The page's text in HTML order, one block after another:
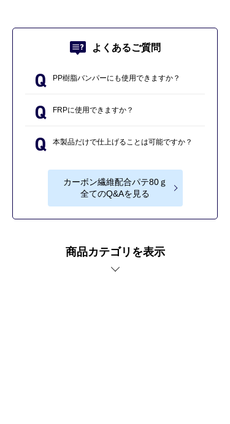
よくあるご質問
PP樹脂バンパーにも使用できますか？
FRPに使用できますか？
本製品だけで仕上げることは可能ですか？
カーボン繊維配合パテ80ｇ
全てのQ&Aを見る
商品カテゴリを表示